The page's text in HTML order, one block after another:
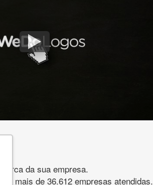
da sua empresa.
mais de 36.612 empresas atendidas.